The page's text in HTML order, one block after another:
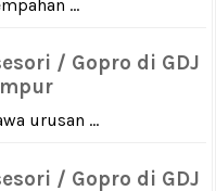
...
/ Gopro di GDJ
urusan ...
/ Gopro di GDJ